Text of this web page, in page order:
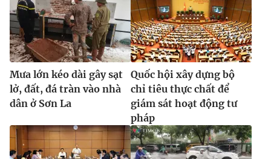
Mưa lớn kéo dài gây sạt
lở, đất, đá tràn vào nhà
dân ở Sơn La
Quốc hội xây dựng bộ
chỉ tiêu thực chất để
giám sát hoạt động tư
pháp